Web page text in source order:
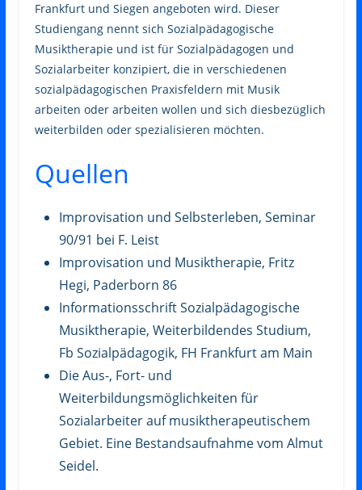
Frankfurt und Siegen angeboten wird. Dieser
Studiengang nennt sich Sozialpädagogische
Musiktherapie und ist für Sozialpädagogen und
Sozialarbeiter konzipiert, die in verschiedenen
sozialpädagogischen Praxisfeldern mit Musik
arbeiten oder arbeiten wollen und sich diesbezüglich
weiterbilden oder spezialisieren möchten.
Quellen
Improvisation und Selbsterleben, Seminar
90/91 bei F. Leist
Improvisation und Musiktherapie, Fritz
Hegi, Paderborn 86
Informationsschrift Sozialpädagogische
Musiktherapie, Weiterbildendes Studium,
Fb Sozialpädagogik, FH Frankfurt am Main
Die Aus-, Fort- und
Weiterbildungsmöglichkeiten für
Sozialarbeiter auf musiktherapeutischem
Gebiet. Eine Bestandsaufnahme vom Almut
Seidel.